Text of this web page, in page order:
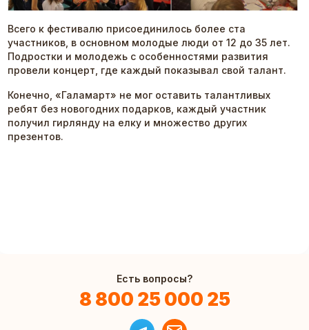
Всего к фестивалю присоединилось более ста
участников, в основном молодые люди от 12 до 35 лет.
Подростки и молодежь с особенностями развития
провели концерт, где каждый показывал свой талант.
Конечно, «Галамарт» не мог оставить талантливых
ребят без новогодних подарков, каждый участник
получил гирлянду на елку и множество других
презентов.
Есть вопросы?
8 800 25 000 25